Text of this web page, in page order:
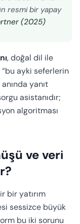
resmi bir yapay
(2025)
, doğal dil ile
“bu ayki seferlerin
yanıt
asistanıdır;
algoritması
ve veri
bir yatırım
sessizce büyük
bu iki sorunu